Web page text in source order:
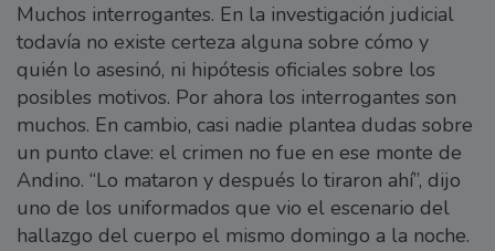
Muchos interrogantes. En la investigación judicial
todavía no existe certeza alguna sobre cómo y
quién lo asesinó, ni hipótesis oficiales sobre los
posibles motivos. Por ahora los interrogantes son
muchos. En cambio, casi nadie plantea dudas sobre
un punto clave: el crimen no fue en ese monte de
Andino. “Lo mataron y después lo tiraron ahí”, dijo
uno de los uniformados que vio el escenario del
hallazgo del cuerpo el mismo domingo a la noche.